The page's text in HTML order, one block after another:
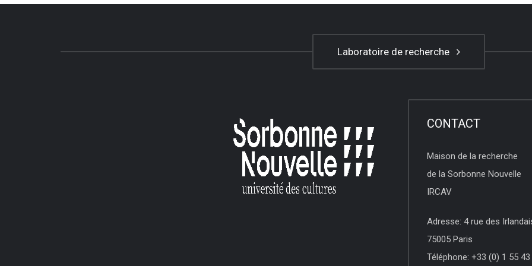
Laboratoire de recherche
CONTACT
Maison de la recherche
de la Sorbonne Nouvelle
IRCAV
Adresse: 4 rue des
75005 Paris
Téléphone: +33 (0) 1 55 43